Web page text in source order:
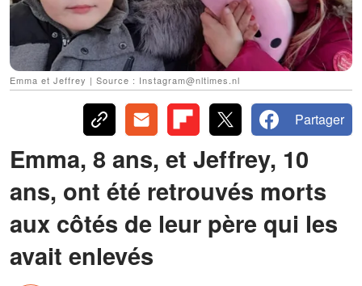
Emma et Jeffrey | Source : Instagram@nltimes.nl
Partager
Emma, 8 ans, et Jeffrey, 10
ans, ont été retrouvés morts
aux côtés de leur père qui les
avait enlevés